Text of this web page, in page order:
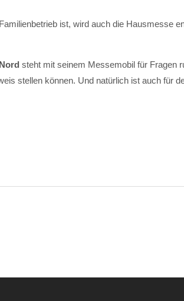
ist, wird auch die Hausmesse
steht mit seinem Messemobil für Fragen
stellen können. Und natürlich ist auch für